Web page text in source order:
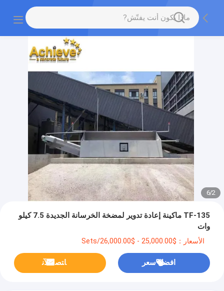
2
/
6
TF-135 ماكينة إعادة تدوير لمضخة الخرسانة الجديدة 7.5 كيلو
وات
الأسعار：$25,000.00 - $26,000.00/Sets
افضل سعر ﺎﺘﺼﻟ ﺍﻶﻧ